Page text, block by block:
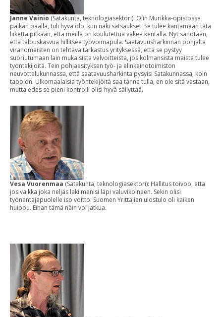
Janne Vainio (Satakunta, teknologiasektori): Olin Murikka-opistossa
paikan päällä, tuli hyvä olo, kun näki satsaukset. Se tulee kantamaan tätä
liikettä pitkään, että meillä on koulutettua väkeä kentällä. Nyt sanotaan,
että talouskasvua hillitsee työvoimapula. Saatavuusharkinnan pohjalta
viranomaisten on tehtävä tarkastus yrityksessä, että se pystyy
suoriutumaan lain mukaisista velvoitteista, jos kolmansista maista tulee
työntekijöitä. Tein pohjaesityksen työ- ja elinkeinotoimiston
neuvottelukunnassa, että saatavuusharkinta pysyisi Satakunnassa, koin
tappion. Ulkomaalaisia työntekijöitä saa tänne tulla, en ole sitä vastaan,
mutta edes se pieni kontrolli olisi hyvä säilyttää.
Vesa Vuorenmaa (Satakunta, teknologiasektori): Hallitus toivoo, että
jos vaikka joka neljäs laki menisi läpi valuvikoineen. Sekin olisi
työnantajapuolelle iso voitto. Suomen Yrittäjien ulostulo oli kaiken
huippu. Eihän tämä näin voi jatkua.